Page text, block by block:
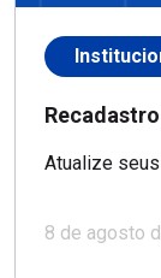
Recadastro
Atualize
8 de agosto